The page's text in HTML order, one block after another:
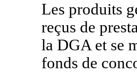
Les produits
reçus de
la DGA et se
fonds de